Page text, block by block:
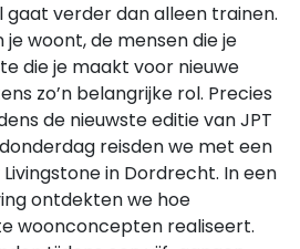
gaat verder dan alleen trainen.
woont, de mensen die je
die je maakt voor nieuwe
zo’n belangrijke rol. Precies
de nieuwste editie van JPT
reisden we met een
in Dordrecht. In een
ontdekten we hoe
woonconcepten realiseert.